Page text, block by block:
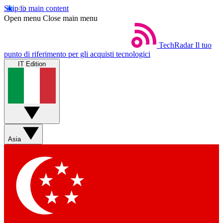
Skip to main content
Open menu Close main menu
TechRadar Il tuo
punto di riferimento per gli acquisti tecnologici
IT Edition
Asia